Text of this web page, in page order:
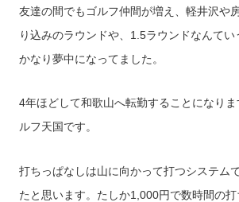
友達の間でもゴルフ仲間が増え、軽井沢や
り込みのラウンドや、1.5ラウンドなんてい
かなり夢中になってました。
4年ほどして和歌山へ転勤することになり
ルフ天国です。
打ちっぱなしは山に向かって打つシステム
たと思います。たしか1,000円で数時間の